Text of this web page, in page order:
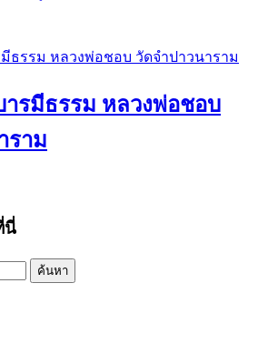
ารมีธรรม หลวงพ่อชอบ
ราม
นี่
ค้นหา